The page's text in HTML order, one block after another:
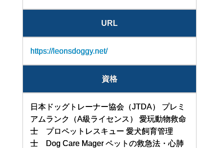
URL
https://leonsdoggy.net/
資格
日本ドッグトレーナー協会（JTDA）
プレミ
アムランク（A級ライセンス）
愛玩動物救命
士 プロペットレスキュー 愛犬飼育管理
士 Dog Care Magerペットの救急法・心肺